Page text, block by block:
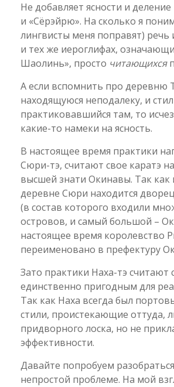
Не добавляет ясности и
и «Сёрэйрю». На сколько я
лингвисты меня поправят) речь
и тех же иероглифах,
Шаолинь», просто читающихся
А если вспомнить про деревню
находящуюся неподалеку, и
практиковавшийся там, то
какие-то намеки на ясность.
В настоящее время практики
Сюри-тэ, считают свое каратэ
высшей знати Окинавы. Так как
деревне Сюри находится
(в состав которого входили
островов, и самый большой –
настоящее время королевство
переименовано в префектуру
Зато практики Наха-тэ считают
единственно пригодным для
Так как Наха всегда был
стили, проистекающие оттуда,
придворного лоска, но не
эффективности.
Давайте попробуем
непростой проблеме. На мой